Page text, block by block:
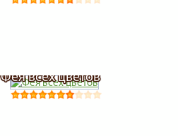
Фея всех цветов